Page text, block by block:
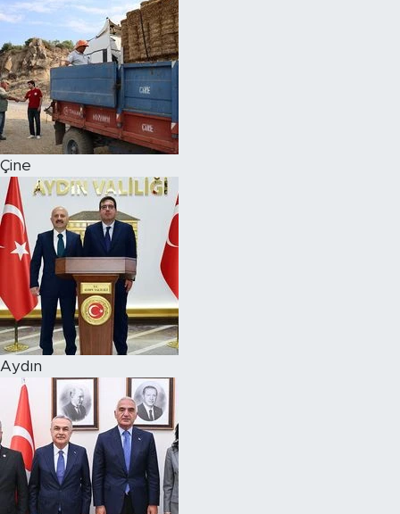
Çine
Aydın